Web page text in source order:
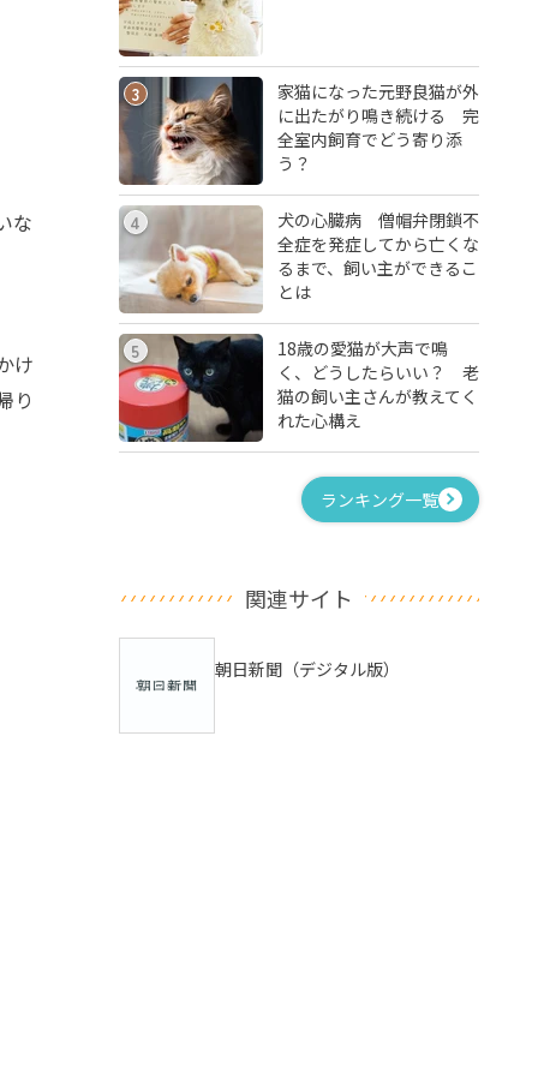
な
け
り
3
家猫になった元野良猫が外
に出たがり鳴き続ける 完
全室内飼育でどう寄り添
う？
4
犬の心臓病 僧帽弁閉鎖不
全症を発症してから亡くな
るまで、飼い主ができるこ
とは
5
18歳の愛猫が大声で鳴
く、どうしたらいい？ 老
猫の飼い主さんが教えてく
れた心構え
ランキング一覧
関連サイト
朝日新聞（デジタル版）